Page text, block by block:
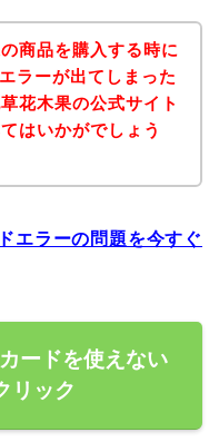
商品を購入する時に
ラーが出てしまった
花木果の公式サイト
はいかがでしょう
エラーの問題を今すぐ
ードを使えない
リック